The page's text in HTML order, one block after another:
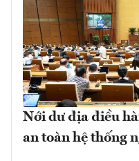
Nới dư địa điều
an toàn hệ thống